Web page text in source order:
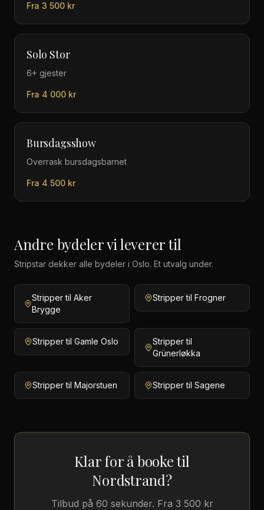
Fra 3 500 kr
Solo Stor
6+ gjester
Fra 4 000 kr
Bursdagsshow
Overrask bursdagsbarnet
Fra 4 500 kr
Andre bydelervi leverer til
Stripstar dekker alle bydeler i Oslo. Et utvalg under.
Stripper til Aker
Brygge
Stripper til Frogner
Stripper til Gamle Oslo
Stripper til
Grünerløkka
Stripper til Majorstuen Stripper til Sagene
Klar for å booke til
Nordstrand?
Tilbud på 60 sekunder. Fra 3 500 kr